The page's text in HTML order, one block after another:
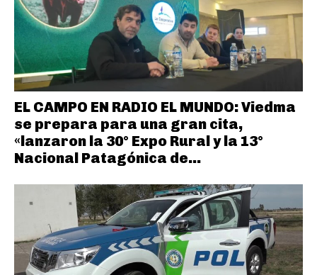
EL CAMPO EN RADIO EL MUNDO: Viedma
se prepara para una gran cita,
«lanzaron la 30° Expo Rural y la 13°
Nacional Patagónica de...